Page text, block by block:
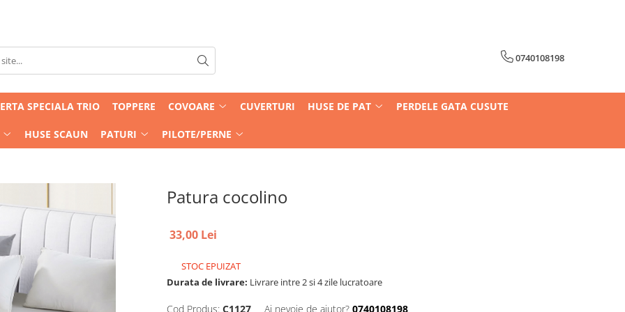
0740108198
SPECIALA TRIO TOPPERE COVOARE CUVERTURI HUSE DE PAT PERDELE GATA CUSUTE
HUSE SCAUN PATURI PILOTE/PERNE
Patura cocolino
33,00 Lei
STOC EPUIZAT
Durata de livrare: Livrare intre 2 si 4 zile lucratoare
Cod Produs: C1127 Ai nevoie de ajutor? 0740108198